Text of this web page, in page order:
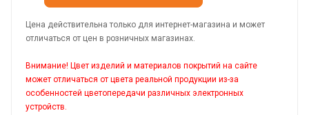
Цена действительна только для интернет-магазина и может
отличаться от цен в розничных магазинах.
Внимание! Цвет изделий и материалов покрытий на сайте
может отличаться от цвета реальной продукции из-за
особенностей цветопередачи различных электронных
устройств.